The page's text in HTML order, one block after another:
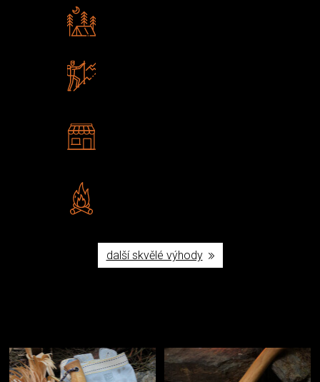
další skvělé výhody